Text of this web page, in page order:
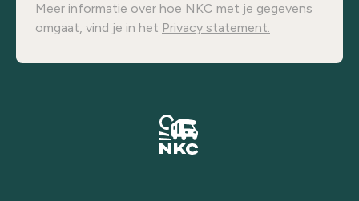
Meer informatie over hoe NKC met je gegevens
omgaat, vind je in het Privacy statement.